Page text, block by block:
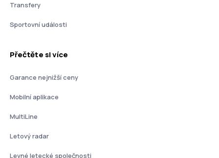
Transfery
Sportovní události
Přečtěte si více
Garance nejnižší ceny
Mobilní aplikace
MultiLine
Letový radar
Levné letecké společnosti